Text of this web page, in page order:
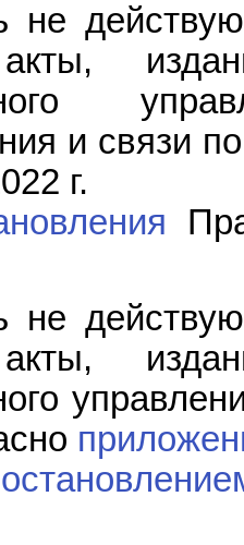
не
и связи
г.
не